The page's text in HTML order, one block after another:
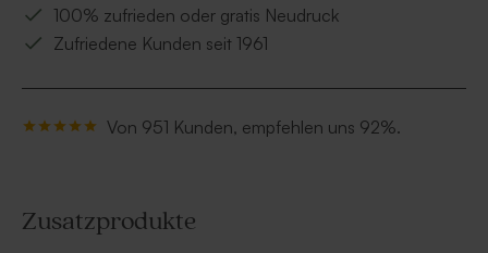
100% zufrieden oder gratis Neudruck
Zufriedene Kunden seit 1961
Von 951 Kunden, empfehlen uns 92%.
Zusatzprodukte